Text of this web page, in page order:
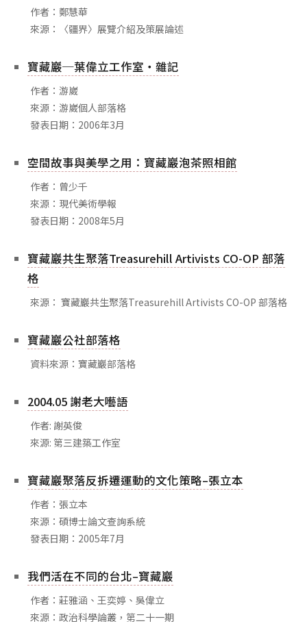
作者：鄭慧華
來源：〈疆界〉展覽介紹及策展論述
寶藏巖─葉偉立工作室‧雜記
作者：游崴
來源：游崴個人部落格
發表日期：2006年3月
空間故事與美學之用：寶藏巖泡茶照相館
作者：曾少千
來源：現代美術學報
發表日期：2008年5月
寶藏巖共生聚落Treasurehill Artivists CO-OP 部落
格
來源： 寶藏巖共生聚落Treasurehill Artivists CO-OP 部落格
寶藏巖公社部落格
資料來源：寶藏巖部落格
2004.05 謝老大囈語
作者: 謝英俊
來源: 第三建築工作室
寶藏巖聚落反拆遷運動的文化策略–張立本
作者：張立本
來源：碩博士論文查詢系統
發表日期：2005年7月
我們活在不同的台北–寶藏巖
作者：莊雅涵、王奕婷、吳偉立
來源：政治科學論叢，第二十一期